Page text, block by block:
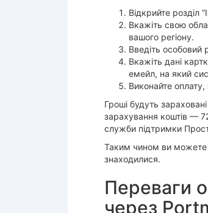
Відкрийте розділ
Вкажіть свою
вашого регіону.
Введіть особовий
Вкажіть дані
емейл, на який
Виконайте оплату,
Гроші будуть
зарахування коштів —
служби підтримки
Таким чином ви можете
знаходилися.
Переваги
через